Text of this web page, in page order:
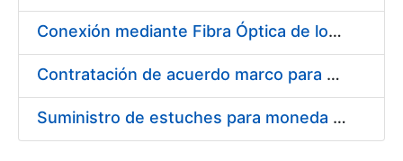
Conexión mediante Fibra Óptica de los Centros de Proceso de Datos (CPDs) de las sedes de la FNMT-RCM de Burgos y Madrid
Contratación de acuerdo marco para el Suministro de Material de Electricidad para la Fábrica Nacional de Moneda y Timbre-Real Casa de la Moneda en su centro de trabajo de Burgos
Suministro de estuches para moneda de 30 €